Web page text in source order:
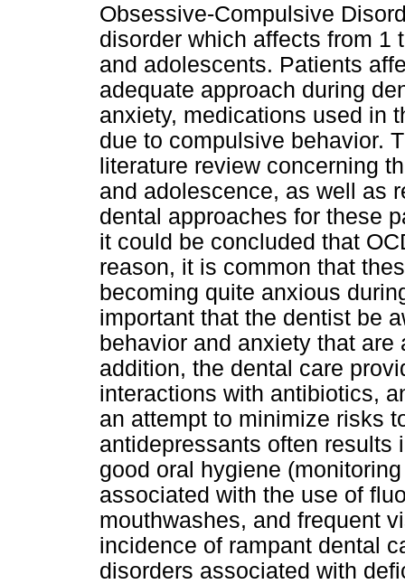
Obsessive-Compulsive
disorder which affects from 1
and adolescents. Patients
adequate approach during
anxiety, medications used in
due to compulsive behavior.
literature review concerning
and adolescence, as well as
dental approaches for these
it could be concluded that
reason, it is common that
becoming quite anxious
important that the dentist be
behavior and anxiety that
addition, the dental care
interactions with antibiotics,
an attempt to minimize risks
antidepressants often results
good oral hygiene
associated with the use of
mouthwashes, and frequent
incidence of rampant dental
disorders associated with